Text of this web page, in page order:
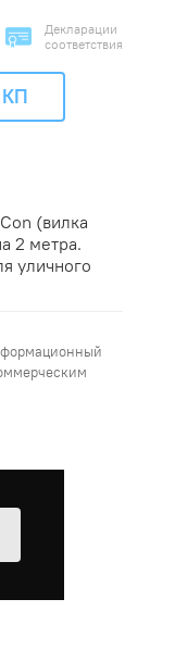
Декларации
соответствия
КП
(вилка
2 метра.
уличного